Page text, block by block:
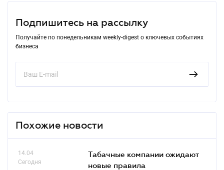
Подпишитесь на рассылку
Получайте по понедельникам weekly-digest о ключевых событиях
бизнеса
Похожие новости
14.04
Сегодня
Табачные компании ожидают
новые правила